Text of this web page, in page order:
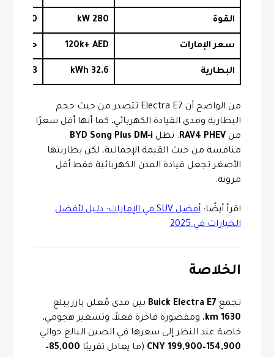
القوة 280 kW
200 kW
سعر الإمارات 120k+ AED حوالي 140k AED
البطارية 32.6 kWh
18.3 kWh
من الواضح أن Electra E7 تتصدر من حيث حجم
البطارية ومدى القيادة الكهربائي، كما أنها أقل سعرًا
من RAV4 PHEV. تظل BYD Song Plus DM‑i
منافسة من حيث القيمة الإجمالية، لكن بطاريتها
الأصغر تجعل قيادة المدن الكهربائية فقط أقل
مرونة.
اقرأ أيضًا:
أفضل SUV في الإمارات: دليل لأفضل
الخيارات في 2025
الخلاصة
تجمع Buick Electra E7 بين مدى مُعلن بارز يبلغ
1630 km
، ومقصورة فاخرة فعلاً، وتسعير هجومي،
خاصة عند النظر إلى سعرها في الصين البالغ حوالي
154,900–199,900 CNY
(ما يعادل تقريبًا
85,000–